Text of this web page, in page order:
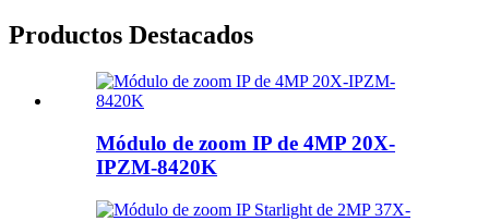
Productos Destacados
Módulo de zoom IP de 4MP 20X-
IPZM-8420K